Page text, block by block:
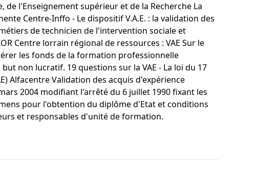
de l'Enseignement supérieur et de la Recherche La
Centre-Inffo - Le dispositif V.A.E. : la validation des
de technicien de l'intervention sociale et
Centre lorrain régional de ressources : VAE Sur le
les fonds de la formation professionnelle
non lucratif. 19 questions sur la VAE - La loi du 17
Alfacentre Validation des acquis d'expérience
2004 modifiant l'arrêté du 6 juillet 1990 fixant les
pour l'obtention du diplôme d'Etat et conditions
et responsables d'unité de formation.